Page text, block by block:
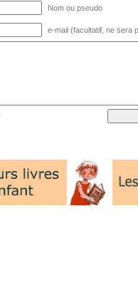
Nom ou pseudo
e-mail (facultatif, ne sera